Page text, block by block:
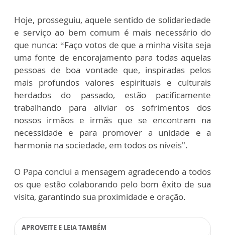
Hoje, prosseguiu, aquele sentido de solidariedade
e serviço ao bem comum é mais necessário do
que nunca: “Faço votos de que a minha visita seja
uma fonte de encorajamento para todas aquelas
pessoas de boa vontade que, inspiradas pelos
mais profundos valores espirituais e culturais
herdados do passado, estão pacificamente
trabalhando para aliviar os sofrimentos dos
nossos irmãos e irmãs que se encontram na
necessidade e para promover a unidade e a
harmonia na sociedade, em todos os níveis".
O Papa conclui a mensagem agradecendo a todos
os que estão colaborando pelo bom êxito de sua
visita, garantindo sua proximidade e oração.
APROVEITE E LEIA TAMBÉM